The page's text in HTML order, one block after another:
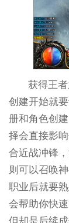
获得王
创建开始就
册和角色创
择会直接影
合近战冲锋
则可以召唤
职业后就要
会帮助你快
但却是后续